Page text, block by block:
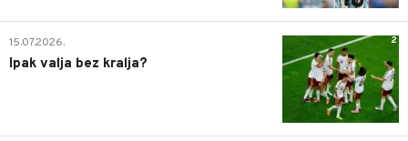
2
15.07.2026.
Ipak valja bez kralja?